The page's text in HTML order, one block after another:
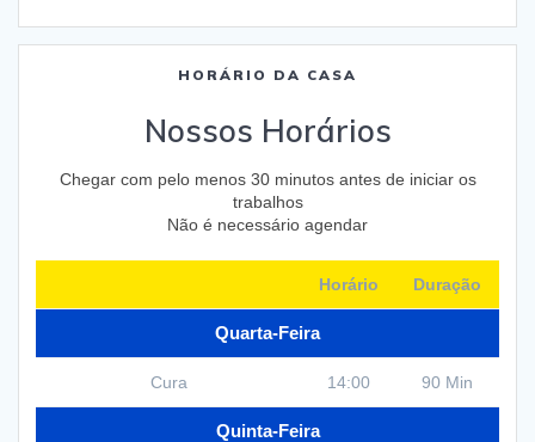
HORÁRIO DA CASA
Nossos Horários
Chegar com pelo menos 30 minutos antes de iniciar os
trabalhos
Não é necessário agendar
Horário Duração
Quarta-Feira
Cura 14:00 90 Min
Quinta-Feira